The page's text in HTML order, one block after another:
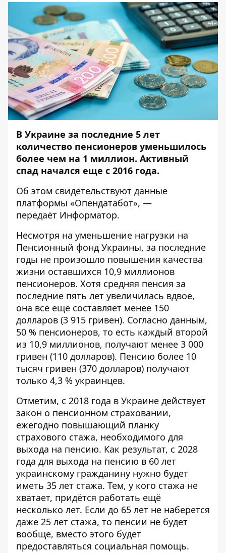
В Украине за последние 5 лет
количество пенсионеров уменьшилось
более чем на 1 миллион. Активный
спад начался еще с 2016 года.
Об этом свидетельствуют данные
платформы «Опендатабот», —
передаёт Информатор.
Несмотря на уменьшение нагрузки на
Пенсионный фонд Украины, за последние
годы не произошло повышения качества
жизни оставшихся 10,9 миллионов
пенсионеров. Хотя средняя пенсия за
последние пять лет увеличилась вдвое,
она всё ещё составляет менее 150
долларов (3 915 гривен). Согласно данным,
50 % пенсионеров, то есть каждый второй
из 10,9 миллионов, получают менее 3 000
гривен (110 долларов). Пенсию более 10
тысяч гривен (370 долларов) получают
только 4,3 % украинцев.
Отметим, с 2018 года в Украине действует
закон о пенсионном страховании,
ежегодно повышающий планку
страхового стажа, необходимого для
выхода на пенсию. Как результат, с 2028
года для выхода на пенсию в 60 лет
украинскому гражданину нужно будет
иметь 35 лет стажа. Тем, у кого стажа не
хватает, придётся работать ещё
несколько лет. Если до 65 лет не наберется
даже 25 лет стажа, то пенсии не будет
вообще, вместо этого будет
предоставляться социальная помощь.